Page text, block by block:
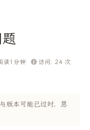
读1分钟 访问: 24 次
版本可能已过时，思